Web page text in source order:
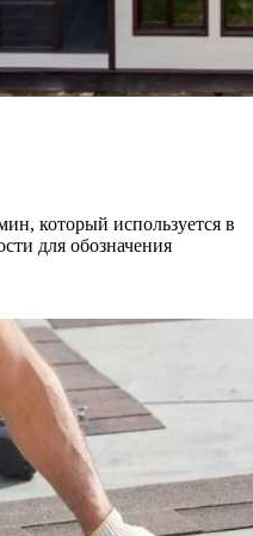
который используется в
для обозначения